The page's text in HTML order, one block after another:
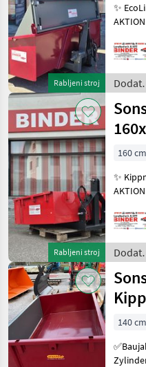
Rabljeni stroj
✨
AKTION ✔️
✔️
✔️
za
/
Rabljeni stroj
EW
160 cm
✨
AKTION ✔️
✔️
100cm tief, ✔️
za
/
140 cm